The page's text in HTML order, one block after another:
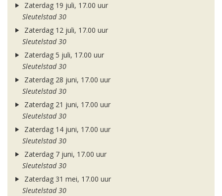
Zaterdag 19 juli, 17.00 uur
Sleutelstad 30
Zaterdag 12 juli, 17.00 uur
Sleutelstad 30
Zaterdag 5 juli, 17.00 uur
Sleutelstad 30
Zaterdag 28 juni, 17.00 uur
Sleutelstad 30
Zaterdag 21 juni, 17.00 uur
Sleutelstad 30
Zaterdag 14 juni, 17.00 uur
Sleutelstad 30
Zaterdag 7 juni, 17.00 uur
Sleutelstad 30
Zaterdag 31 mei, 17.00 uur
Sleutelstad 30